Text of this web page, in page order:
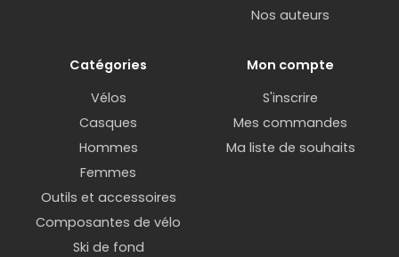
Nos auteurs
Catégories
Vélos
Casques
Hommes
Femmes
Outils et accessoires
Composantes de vélo
Ski de fond
Mon compte
S'inscrire
Mes commandes
Ma liste de souhaits